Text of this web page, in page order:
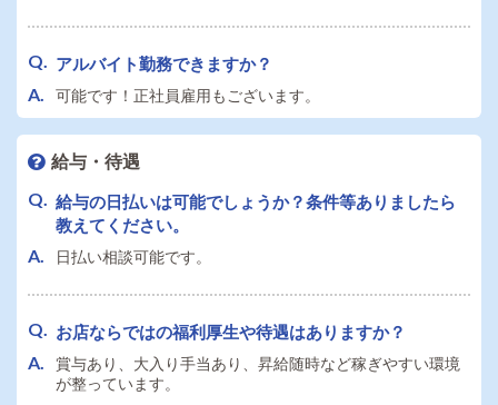
アルバイト勤務できますか？
可能です！正社員雇用もございます。
給与・待遇
給与の日払いは可能でしょうか？条件等ありましたら
教えてください。
日払い相談可能です。
お店ならではの福利厚生や待遇はありますか？
賞与あり、大入り手当あり、昇給随時など稼ぎやすい環境
が整っています。